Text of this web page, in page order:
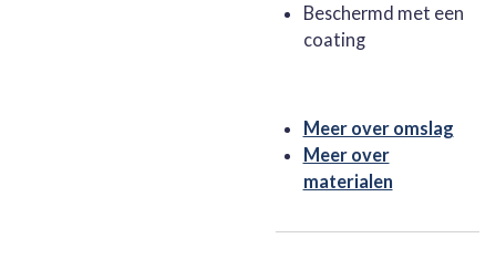
Beschermd met een
coating
Meer over omslag
Meer over
materialen